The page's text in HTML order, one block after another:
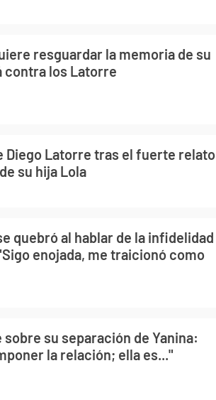
resguardar la memoria de su
contra los Latorre
Diego Latorre tras el fuerte relato
su hija Lola
quebró al hablar de la infidelidad
enojada, me traicionó como
su separación de Yanina:
la relación; ella es..."